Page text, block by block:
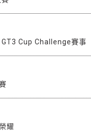
Cup Challenge賽事
耀